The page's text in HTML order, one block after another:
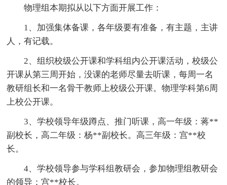
物理组本期拟从以下方面开展工作：
1、加强集体备课，各年级要有准备，有主题，主讲
人，有记载。
2、组织校级公开课和学科组内公开课活动，校级公
开课从第三周开始，没课的老师尽量去听课，每周一名
教研组长和一名骨干教师上校级公开课。物理学科第6周
上校公开课。
3、学校领导年级蹲点、推门听课，高一年级：蒋**
副校长，高二年级：杨**副校长。高三年级：宫**校
长。
4、学校领导参与学科组教研会，参加物理组教研会
的领导：宫**校长。